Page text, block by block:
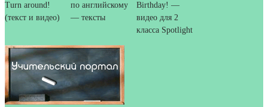
Turn around!
(текст и видео)
по английскому
— тексты
Birthday! —
видео для 2
класса Spotlight